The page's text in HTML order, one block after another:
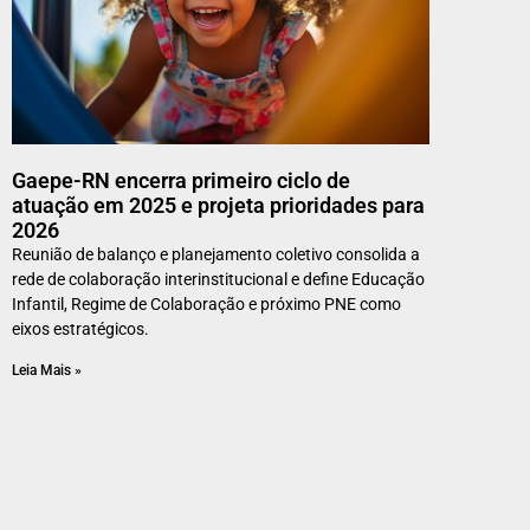
Gaepe-RN encerra primeiro ciclo de
atuação em 2025 e projeta prioridades para
2026
Reunião de balanço e planejamento coletivo consolida a
rede de colaboração interinstitucional e define Educação
Infantil, Regime de Colaboração e próximo PNE como
eixos estratégicos.
Leia Mais »